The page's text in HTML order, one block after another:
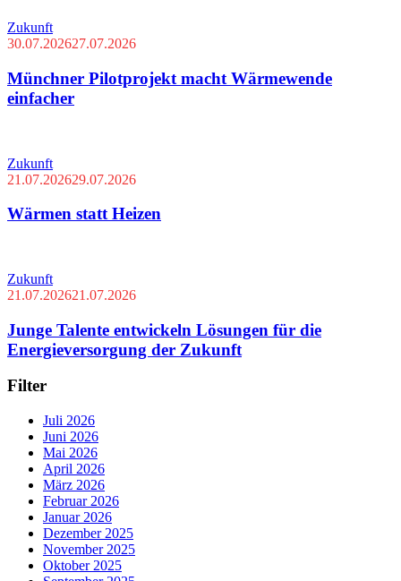
Zukunft
30.07.202627.07.2026
Münchner Pilotprojekt macht Wärmewende
einfacher
Zukunft
21.07.202629.07.2026
Wärmen statt Heizen
Zukunft
21.07.202621.07.2026
Junge Talente entwickeln Lösungen für die
Energieversorgung der Zukunft
Filter
Juli 2026
Juni 2026
Mai 2026
April 2026
März 2026
Februar 2026
Januar 2026
Dezember 2025
November 2025
Oktober 2025